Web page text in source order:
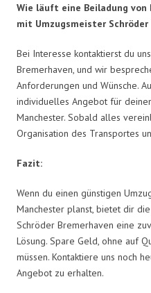
Wie läuft eine Beiladung von
mit Umzugsmeister Schröder
Bei Interesse kontaktierst du
Bremerhaven, und wir
Anforderungen und Wünsche.
individuelles Angebot für
Manchester. Sobald alles
Organisation des Transportes
Fazit:
Wenn du einen günstigen
Manchester planst, bietet dir
Schröder Bremerhaven eine
Lösung. Spare Geld, ohne auf
müssen. Kontaktiere uns noch
Angebot zu erhalten.